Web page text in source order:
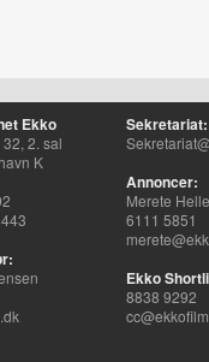
Ekko
2. sal
K
Sekretariat:
Annoncer:
Merete
6111 5851
Ekko
8838 9292